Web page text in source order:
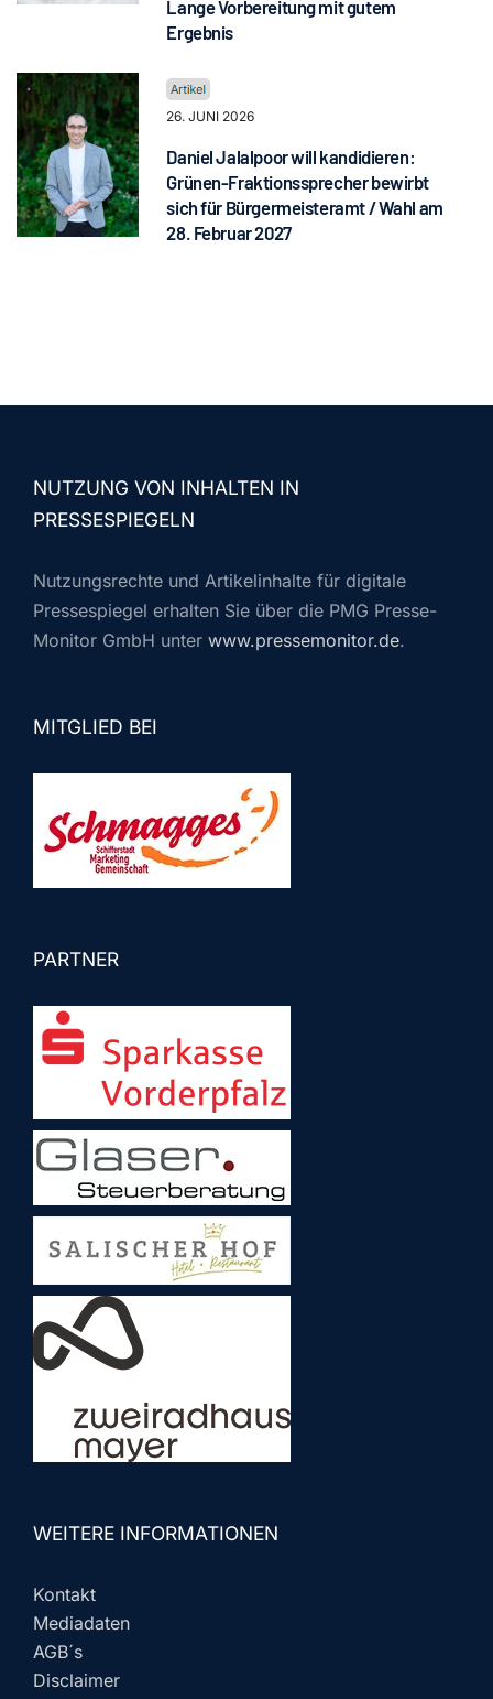
Lange Vorbereitung mit gutem
Ergebnis
26. JUNI 2026
Daniel Jalalpoor will kandidieren:
Grünen-Fraktionssprecher bewirbt
sich für Bürgermeisteramt / Wahl am
28. Februar 2027
NUTZUNG VON INHALTEN IN
PRESSESPIEGELN
Nutzungsrechte und Artikelinhalte für digitale
Pressespiegel erhalten Sie über die PMG Presse-
Monitor GmbH unter www.pressemonitor.de.
MITGLIED BEI
PARTNER
WEITERE INFORMATIONEN
Kontakt
Mediadaten
AGB´s
Disclaimer